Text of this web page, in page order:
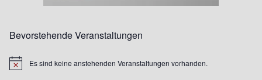
Bevorstehende Veranstaltungen
HinweisEs sind keine anstehenden Veranstaltungen vorhanden.